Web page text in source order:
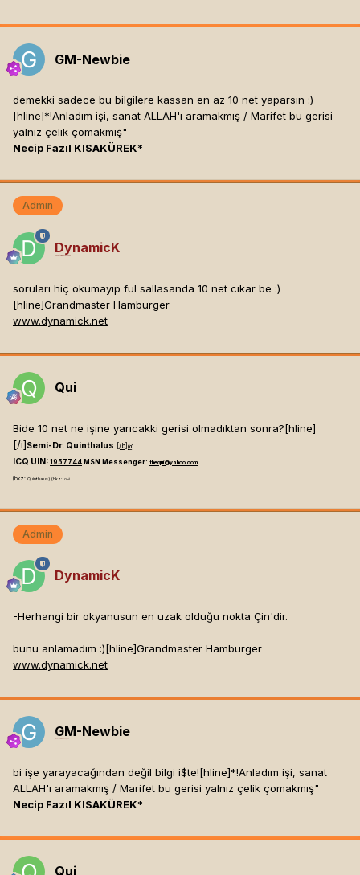
GM-Newbie
demekki sadece bu bilgilere kassan en az 10 net yaparsın :)
[hline]*!Anladım işi, sanat ALLAH'ı aramakmış / Marifet bu gerisi
yalnız çelik çomakmış"
Necip Fazıl KISAKÜREK*
Admin
DynamicK
soruları hiç okumayıp ful sallasanda 10 net cıkar be :)
[hline]Grandmaster Hamburger
www.dynamick.net
Qui
Bide 10 net ne işine yarıcakki gerisi olmadıktan sonra?[hline]
[/i]Semi-Dr. Quinthalus [/b] @
ICQ UIN: 1957744 MSN Messenger: thequi@yahoo.com
(bkz: Quinthalus) (bkz: Qui)
Admin
DynamicK
-Herhangi bir okyanusun en uzak olduğu nokta Çin'dir.
bunu anlamadım :)[hline]Grandmaster Hamburger
www.dynamick.net
GM-Newbie
bi işe yarayacağından değil bilgi i$te![hline]*!Anladım işi, sanat
ALLAH'ı aramakmış / Marifet bu gerisi yalnız çelik çomakmış"
Necip Fazıl KISAKÜREK*
Qui